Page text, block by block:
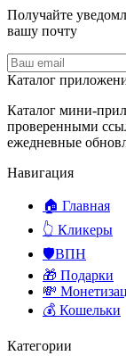
Получайте
вашу почту
Каталог
Каталог мини-
проверенными
ежедневные
Навигация
🏠 Главная
👆 Кликеры
🛡️ВПН
🎁 Подарки
💸
💰 Кошельки
Категории